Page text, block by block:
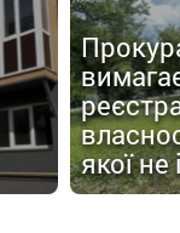
якої не